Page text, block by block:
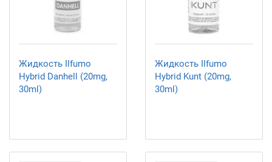
Жидкость Ilfumo
Hybrid Danhell (20mg,
30ml)
Жидкость Ilfumo
Hybrid Kunt (20mg,
30ml)